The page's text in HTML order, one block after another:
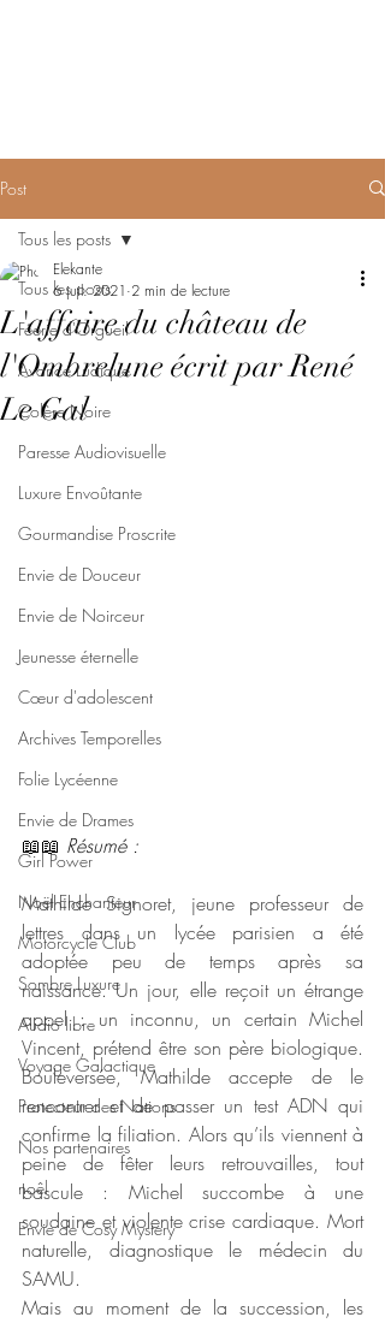
Post
Tous les posts
Féerie d'Orgueil
Avarice Ludique
Colère Noire
Paresse Audiovisuelle
Luxure Envoûtante
Gourmandise Proscrite
Envie de Douceur
Envie de Noirceur
Jeunesse éternelle
Cœur d'adolescent
Archives Temporelles
Folie Lycéenne
Envie de Drames
Girl Power
Noël Enchanteur
Motorcycle Club
Sombre Luxure
Audio libre
Voyage Galactique
Protecteur des Nations
Nos partenaires
noêl
Envie de Cosy Mystery
Tous les posts
L'affaire du château de
l'Ombrelune écrit par René
Le Gal
Elekante
6 juil. 2021 2 min de lecture
📖📖 Résumé :
Mathilde Signoret, jeune professeur de
lettres dans un lycée parisien a été
adoptée peu de temps après sa
naissance. Un jour, elle reçoit un étrange
appel : un inconnu, un certain Michel
Vincent, prétend être son père biologique.
Bouleversée, Mathilde accepte de le
rencontrer et de passer un test ADN qui
confirme la filiation. Alors qu’ils viennent à
peine de fêter leurs retrouvailles, tout
bascule : Michel succombe à une
soudaine et violente crise cardiaque. Mort
naturelle, diagnostique le médecin du
SAMU.
Mais au moment de la succession, les